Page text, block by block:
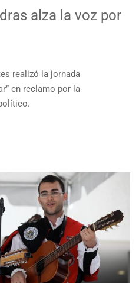
alza la voz por
realizó la jornada
en reclamo por la